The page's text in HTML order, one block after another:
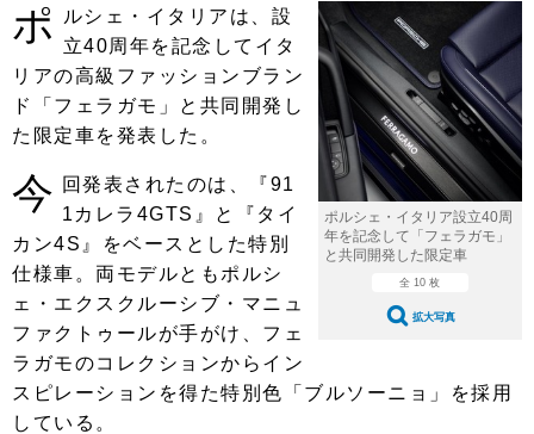
九州
注目の記事
ショップレポート 愛車 File
ストップ！不具合修理＆粗悪修理
鈑金・塗装
ディテイリング
洗車
ヘッドライト磨き コーティング
フィルム・ラッピング
小キズ直し 防錆
特集記事
ストップ 不具合修理＆粗悪修理
カーメーカー「旧車」関連プロジェ
クト
コラム
ショップ紹介
ショップレポート プロショップ検索
レストア
カーメーカー「旧車」関連プロジ
ェクト
イベント
イベント告知
ポルシェ・イタリア設立40周
年を記念して「フェラガモ」
と共同開発した限定車
全 10 枚
拡大写真
ポ
ルシェ・イタリアは、設
立40周年を記念してイタ
リアの高級ファッションブラン
ド「フェラガモ」と共同開発し
た限定車を発表した。
今 回発表されたのは、『91
1カレラ4GTS』と『タイ
カン4S』をベースとした特別
仕様車。両モデルともポルシ
ェ・エクスクルーシブ・マニュ
ファクトゥールが手がけ、フェ
ラガモのコレクションからイン
スピレーションを得た特別色「ブルソーニョ」を採用
している。